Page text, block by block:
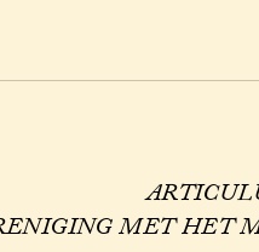
MET HET